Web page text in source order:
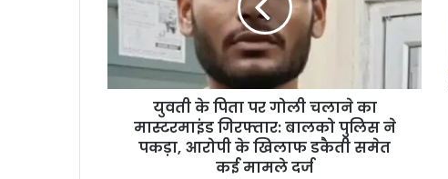
गोली
मास्टरमाइंड
गिरफ्तार:
युवती के पिता पर गोली चलाने का
मास्टरमाइंड गिरफ्तार: बालको पुलिस ने
पकड़ा, आरोपी के खिलाफ डकैती समेत
कई मामले दर्ज